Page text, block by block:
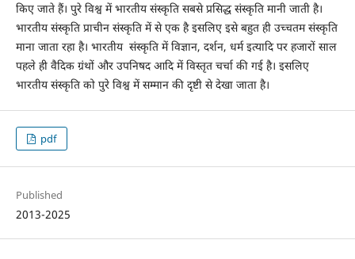
किए जाते हैं। पुरे विश्व में भारतीय संस्कृति सबसे प्रसिद्ध संस्कृति मानी जाती है।
भारतीय संस्कृति प्राचीन संस्कृति में से एक है इसलिए इसे बहुत ही उच्चतम संस्कृति
माना जाता रहा है। भारतीय संस्कृति में विज्ञान, दर्शन, धर्म इत्यादि पर हजारों साल
पहले ही वैदिक ग्रंथों और उपनिषद आदि में विस्तृत चर्चा की गई है। इसलिए
भारतीय संस्कृति को पुरे विश्व में सम्मान की दृष्टी से देखा जाता है।
pdf
Published
2013-2025